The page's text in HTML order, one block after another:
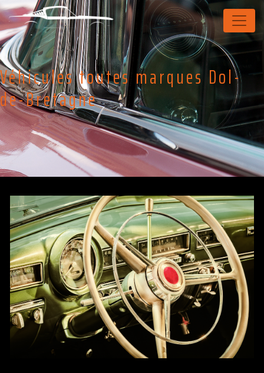
Panneau de gestion des cookies
Véhicules toutes marques Dol-
de-Bretagne